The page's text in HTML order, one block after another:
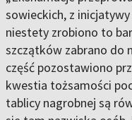
sowieckich, z inicjatywy
niestety zrobiono to
szczątków zabrano do
część pozostawiono
kwestia tożsamości
tablicy nagrobnej są